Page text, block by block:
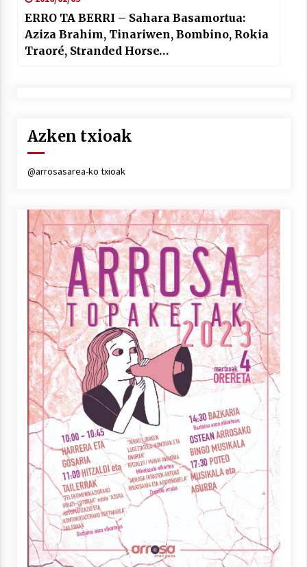
ERRO TA BERRI – Sahara Basamortua:
Aziza Brahim, Tinariwen, Bombino, Rokia
Traoré, Stranded Horse…
Azken txioak
@arrosasarea-ko txioak